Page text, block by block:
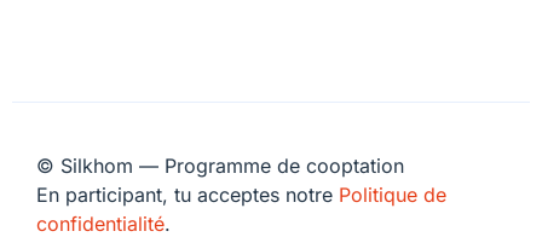
© Silkhom — Programme de cooptation
En participant, tu acceptes notre Politique de
confidentialité.